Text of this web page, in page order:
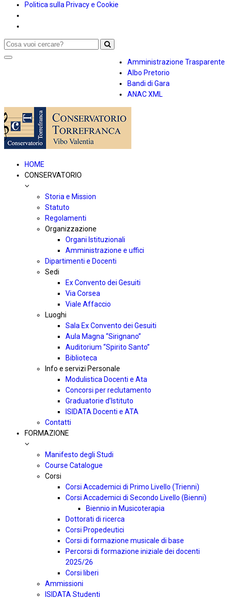
Politica sulla Privacy e Cookie
Amministrazione Trasparente
Albo Pretorio
Bandi di Gara
ANAC XML
Toggle
HOME
CONSERVATORIO
Storia e Mission
Statuto
Regolamenti
Organizzazione
Organi Istituzionali
Amministrazione e uffici
Dipartimenti e Docenti
Sedi
Ex Convento dei Gesuiti
Via Corsea
Viale Affaccio
Luoghi
Sala Ex Convento dei Gesuiti
Aula Magna “Sirignano”
Auditorium “Spirito Santo”
Biblioteca
Info e servizi Personale
Modulistica Docenti e Ata
Concorsi per reclutamento
Graduatorie d’Istituto
ISIDATA Docenti e ATA
Contatti
FORMAZIONE
Manifesto degli Studi
Course Catalogue
Corsi
Corsi Accademici di Primo Livello (Trienni)
Corsi Accademici di Secondo Livello (Bienni)
Biennio in Musicoterapia
Dottorati di ricerca
Corsi Propedeutici
Corsi di formazione musicale di base
Percorsi di formazione iniziale dei docenti
2025/26
Corsi liberi
Ammissioni
ISIDATA Studenti